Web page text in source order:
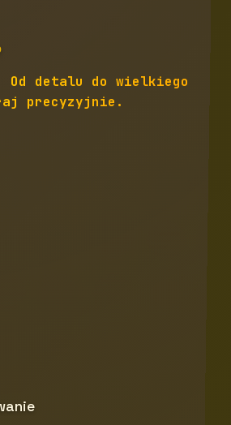
Od detalu do wielkiego
precyzyjnie.